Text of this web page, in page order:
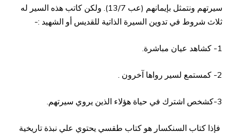
سيرتهم ونتمثل بإيمانهم (عب 13/7). ولكن كاتب هذه السير له
ثلاث شروط في تدوين السيرة الذاتية للقديس أو الشهيد :-
1- كشاهد عيان مباشرة.
2- كمستمع لسير رواها آخرون .
3-كشخص اشترك في حياة هؤلاء الذين يروي سيرتهم.
فإذا كتاب السنكسار هو كتاب طقسي يحتوي علي نبذة تاريخية